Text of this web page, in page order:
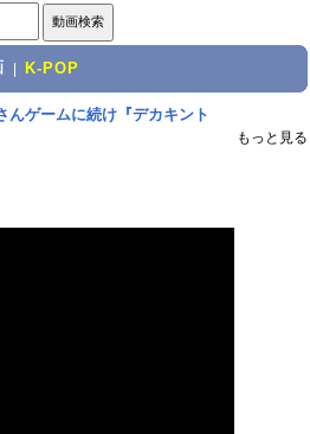
K-POP
んゲームに続け『デカキント
もっと見る